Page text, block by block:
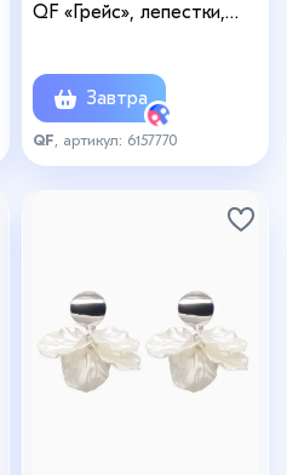
QF «Грейс», лепестки,
Завтра
QF , артикул: 6157770